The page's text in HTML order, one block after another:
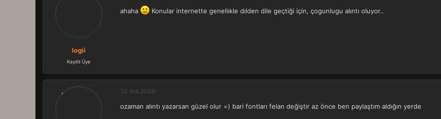
logii
Kayıtlı Üye
ahaha Konular internette genellıkle dılden dile geçtiği için, çogunlugu alıntı oluyor..
30 Ara 2009
ozaman alıntı yazarsan güzel olur =) bari fontları felan değiştir az önce ben paylaştım aldığın yerde